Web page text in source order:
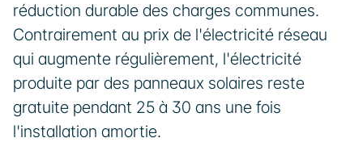
réduction durable des charges communes.
Contrairement au prix de l'électricité réseau
qui augmente régulièrement, l'électricité
produite par des panneaux solaires reste
gratuite pendant 25 à 30 ans une fois
l'installation amortie.